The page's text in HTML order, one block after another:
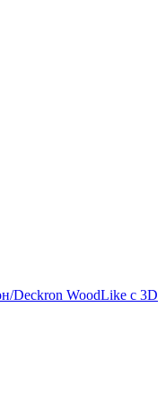
Deckron WoodLike с 3D